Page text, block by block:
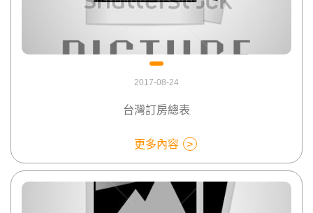
2017-08-24
台灣訂房總表
更多內容